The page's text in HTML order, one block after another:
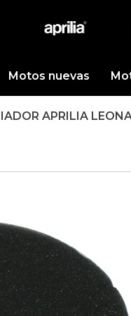
Motos nuevas
APRILIA